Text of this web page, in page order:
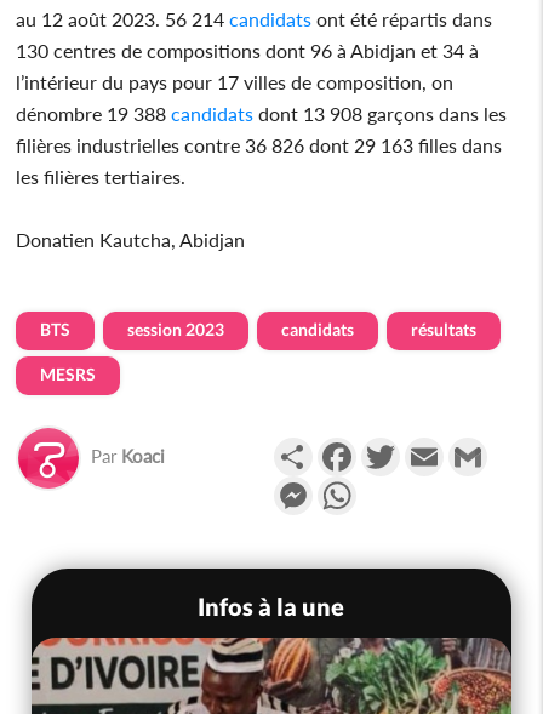
au 12 août 2023. 56 214candidats ont été répartis dans
130 centres de compositions dont 96 à Abidjan et 34 à
l’intérieur du pays pour 17 villes de composition, on
dénombre 19 388candidats dont 13 908 garçons dans les
filières industrielles contre 36 826 dont 29 163 filles dans
les filières tertiaires.
Donatien Kautcha, Abidjan
BTS session 2023 candidats résultats
MESRS
Par Koaci PartagerFacebookTwitterEmail
Messenger
Infos à la une